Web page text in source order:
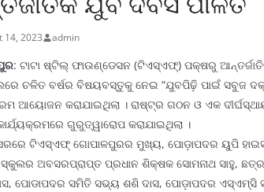
14, 2023 admin
: ଟାଟା ଷ୍ଟିଲ୍ ଫାଉଣ୍ଡେସନ (ଟିଏସ୍‌ଏଫ୍‌) ପକ୍ଷରୁ
ଚଳିତ ବର୍ଷର ବିଷୟବସ୍ତୁକୁ ନେଇ “ଯୁବପିଢ଼ି ପାଇଁ ସବୁଜ
ଆୟୋଜନ କରାଯାଇଥିଲା । ରାଷ୍ଟ୍ର ଗଠନ ଓ ଏକ
ଗୁରୁତ୍ୱାରୋପ କରାଯାଇଥିଲା ।
ଟିଏସ୍‌ଏଫ୍ ଗୋପାଳପୁରର ମୁଖ୍ୟ, ପୋଡ଼ାପଦର ୟୁପି
ଅବସରପ୍ରାପ୍ତ ପ୍ରଧାନ ଶିକ୍ଷକ ସୋମନାଥ ସାହୁ,
ପୋଡାପଦର ସମିତି ସଭ୍ୟ ଶଶି ଦାସ, ପୋଡ଼ାପଦର